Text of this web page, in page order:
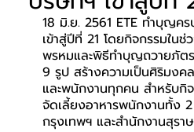
18 มิ.ย. 2561 ETE ทำบุญค
เข้าสู่ปีที่ 21 โดยกิจกรรมในช่
พรหมและพิธีทำบุญถวายภัตร
9 รูป สร้างความเป็นศิริมงค
และพนักงานทุกคน สำหรับกิ
จัดเลี้ยงอาหารพนักงานทั้ง
กรุงเทพฯ และสำนักงานสุรา